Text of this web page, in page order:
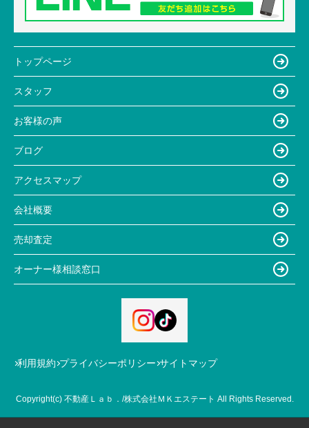
トップページ
スタッフ
お客様の声
ブログ
アクセスマップ
会社概要
売却査定
オーナー様相談窓口
利用規約 プライバシーポリシー サイトマップ
Copyright(c) 不動産Ｌａｂ．/株式会社ＭＫエステート All Rights Reserved.